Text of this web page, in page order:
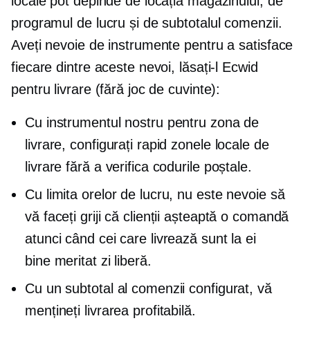
programul de lucru și de subtotalul comenzii.
Aveți nevoie de instrumente pentru a satisface
fiecare dintre aceste nevoi, lăsați-l Ecwid
pentru livrare (fără joc de cuvinte):
Cu instrumentul nostru pentru zona de
livrare, configurați rapid zonele locale de
livrare fără a verifica codurile poștale.
Cu limita orelor de lucru, nu este nevoie să
vă faceți griji că clienții așteaptă o comandă
atunci când cei care livrează sunt la ei
bine meritat zi liberă.
Cu un subtotal al comenzii configurat, vă
mențineți livrarea profitabilă.